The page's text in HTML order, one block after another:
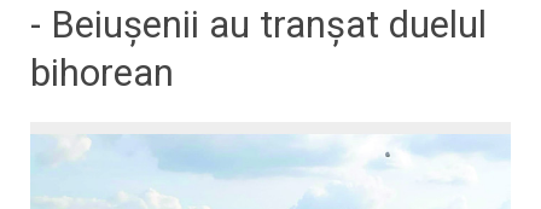
- Beiuşenii au tranşat duelul
bihorean